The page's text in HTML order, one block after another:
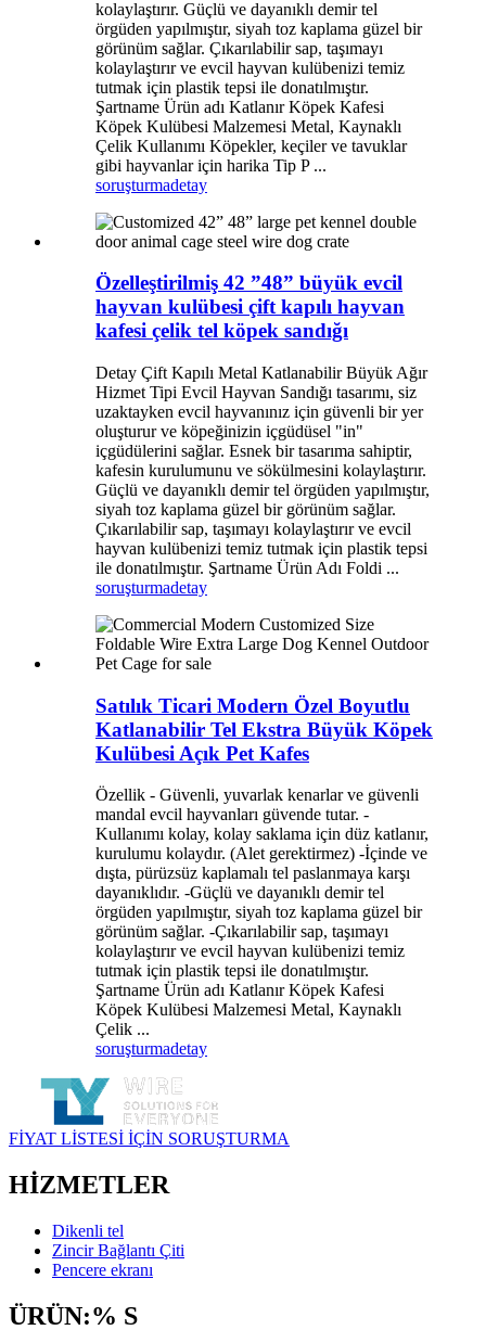
kolaylaştırır. Güçlü ve dayanıklı demir tel
örgüden yapılmıştır, siyah toz kaplama güzel bir
görünüm sağlar. Çıkarılabilir sap, taşımayı
kolaylaştırır ve evcil hayvan kulübenizi temiz
tutmak için plastik tepsi ile donatılmıştır.
Şartname Ürün adı Katlanır Köpek Kafesi
Köpek Kulübesi Malzemesi Metal, Kaynaklı
Çelik Kullanımı Köpekler, keçiler ve tavuklar
gibi hayvanlar için harika Tip P ...
soruşturmadetay
Özelleştirilmiş 42 ”48” büyük evcil
hayvan kulübesi çift kapılı hayvan
kafesi çelik tel köpek sandığı
Detay Çift Kapılı Metal Katlanabilir Büyük Ağır
Hizmet Tipi Evcil Hayvan Sandığı tasarımı, siz
uzaktayken evcil hayvanınız için güvenli bir yer
oluşturur ve köpeğinizin içgüdüsel "in"
içgüdülerini sağlar. Esnek bir tasarıma sahiptir,
kafesin kurulumunu ve sökülmesini kolaylaştırır.
Güçlü ve dayanıklı demir tel örgüden yapılmıştır,
siyah toz kaplama güzel bir görünüm sağlar.
Çıkarılabilir sap, taşımayı kolaylaştırır ve evcil
hayvan kulübenizi temiz tutmak için plastik tepsi
ile donatılmıştır. Şartname Ürün Adı Foldi ...
soruşturmadetay
Satılık Ticari Modern Özel Boyutlu
Katlanabilir Tel Ekstra Büyük Köpek
Kulübesi Açık Pet Kafes
Özellik - Güvenli, yuvarlak kenarlar ve güvenli
mandal evcil hayvanları güvende tutar. -
Kullanımı kolay, kolay saklama için düz katlanır,
kurulumu kolaydır. (Alet gerektirmez) -İçinde ve
dışta, pürüzsüz kaplamalı tel paslanmaya karşı
dayanıklıdır. -Güçlü ve dayanıklı demir tel
örgüden yapılmıştır, siyah toz kaplama güzel bir
görünüm sağlar. -Çıkarılabilir sap, taşımayı
kolaylaştırır ve evcil hayvan kulübenizi temiz
tutmak için plastik tepsi ile donatılmıştır.
Şartname Ürün adı Katlanır Köpek Kafesi
Köpek Kulübesi Malzemesi Metal, Kaynaklı
Çelik ...
soruşturmadetay
FİYAT LİSTESİ İÇİN SORUŞTURMA
HİZMETLER
Dikenli tel
Zincir Bağlantı Çiti
Pencere ekranı
ÜRÜN:% S